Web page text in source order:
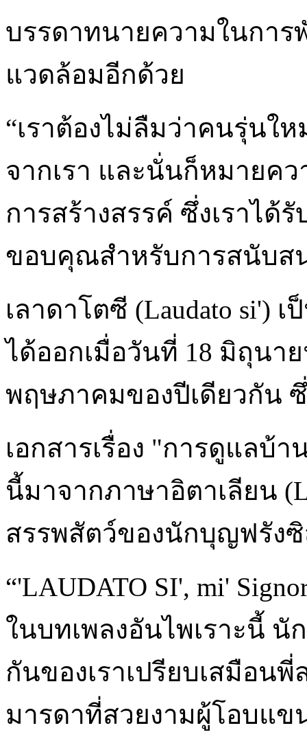
บรรดาทนายความในกา
แวดล้อมอีกด้วย
“เราต้องไม่ลืมว่าคนรุ่นใ
จากเรา และนั่นก็หมายค
การสร้างสรรค์ ซึ่งเราได้
ขอบคุณสำหรับการสนับ
เลาดาโตซี (Laudato si')
ได้ออกเมื่อวันที่ 18 มิถุนา
พฤษภาคมของปีเดียวกัน ซึ่
เอกสารเรื่อง "การดูแลบ้า
นี้มาจากภาษาอิตาเลียน
สรรพสัตว์ของนักบุญฟรังซิ
“'LAUDATO SI', mi'
ในบทเพลงอันไพเราะนี้
กันของเราเปรียบเสมือน
มารดาที่สวยงามผู้โอบแข